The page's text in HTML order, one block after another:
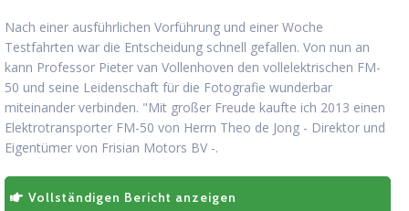
Nach einer ausführlichen Vorführung und einer Woche
Testfahrten war die Entscheidung schnell gefallen. Von nun an
kann Professor Pieter van Vollenhoven den vollelektrischen FM-
50 und seine Leidenschaft für die Fotografie wunderbar
miteinander verbinden. "Mit großer Freude kaufte ich 2013 einen
Elektrotransporter FM-50 von Herrn Theo de Jong - Direktor und
Eigentümer von Frisian Motors BV -.
Vollständigen Bericht anzeigen